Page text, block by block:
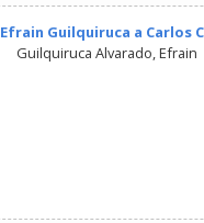
Efrain Guilquiruca a Carlos
Guilquiruca Alvarado, Efrain